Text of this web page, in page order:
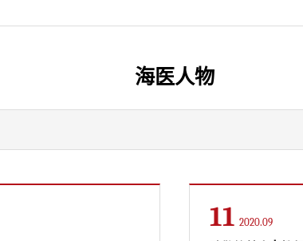
海医人物
11 2020.09